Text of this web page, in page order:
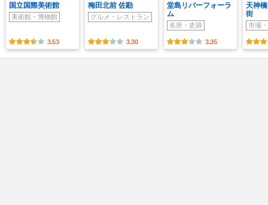
国立国際美術館
美術館・博物館
3.53
梅田北前 佐勘
グルメ・レストラン
3.30
堂島リバーフォーラ
ム
名所・史跡
3.35
天神
街
市場